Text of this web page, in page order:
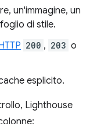
un'immagine, un
di stile.
200 , 203 o
esplicito.
Lighthouse